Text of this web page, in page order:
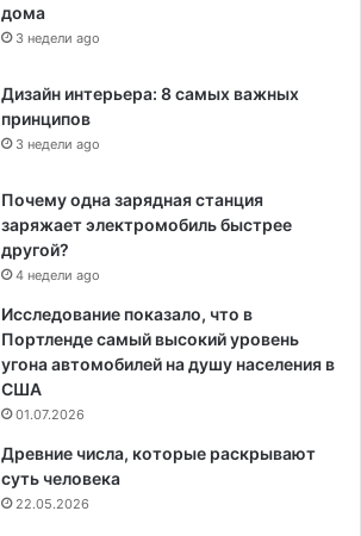
дома
3 недели ago
Дизайн интерьера: 8 самых важных
принципов
3 недели ago
Почему одна зарядная станция
заряжает электромобиль быстрее
другой?
4 недели ago
Исследование показало, что в
Портленде самый высокий уровень
угона автомобилей на душу населения в
США
01.07.2026
Древние числа, которые раскрывают
суть человека
22.05.2026